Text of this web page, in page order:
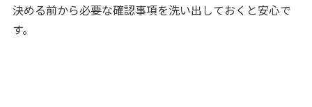
決める前から必要な確認事項を洗い出しておくと安心で
す。